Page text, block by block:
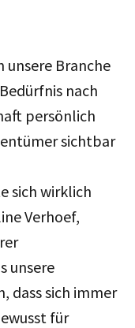
unsere Branche
nach
persönlich
sichtbar
sich wirklich
Verhoef,
unsere
dass sich immer
für